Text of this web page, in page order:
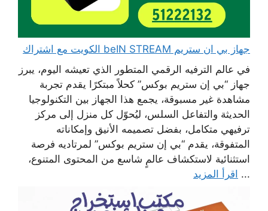
جهاز بي ان ستريم beIN STREAM الكويت مع اشتراك
في عالم الترفيه الرقمي المتطور الذي تعيشه اليوم، يبرز
جهاز “بي إن ستريم بوكس” كحلاً مبتكرًا يقدم تجربة
مشاهدة غير مسبوقة، يجمع هذا الجهاز بين التكنولوجيا
الحديثة والتفاعل السلس، ليُحوّل كل منزل إلى مركز
ترفيهي متكامل، بفضل تصميمه الأنيق وإمكاناته
المتفوقة، يقدم “بي إن ستريم بوكس” لمرتاديه فرصة
استثنائية لاستكشاف عالمٍ شاسع من المحتوى المتنوع،
... اقرأ المزيد